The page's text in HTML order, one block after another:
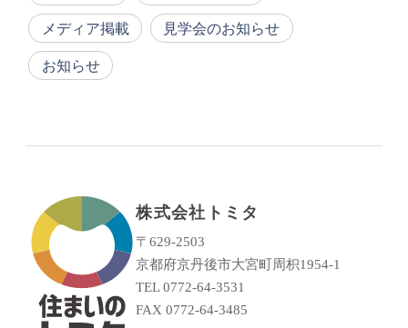
メディア掲載 見学会のお知らせ
お知らせ
株式会社トミタ
〒629-2503
京都府京丹後市大宮町周枳1954-1
TEL 0772-64-3531
FAX 0772-64-3485